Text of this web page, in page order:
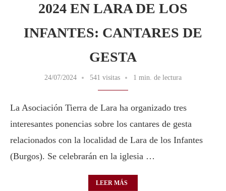
2024 EN LARA DE LOS
INFANTES: CANTARES DE
GESTA
24/07/2024 541 visitas 1 min. de lectura
La Asociación Tierra de Lara ha organizado tres
interesantes ponencias sobre los cantares de gesta
relacionados con la localidad de Lara de los Infantes
(Burgos). Se celebrarán en la iglesia …
LEER MÁS